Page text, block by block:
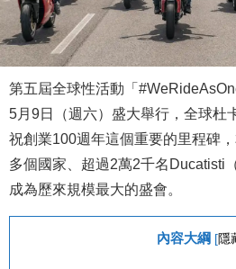
第五屆全球性活動「
5月9日（週六）盛大舉行，全球杜
祝創業100週年這個重要的里程碑
多個國家、超過2萬2千名Ducatisti
成為歷來規模最大的盛會。
內容大綱 [隱